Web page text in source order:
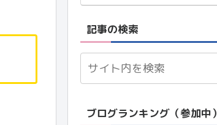
記事の検索
ブログランキング（参加中）